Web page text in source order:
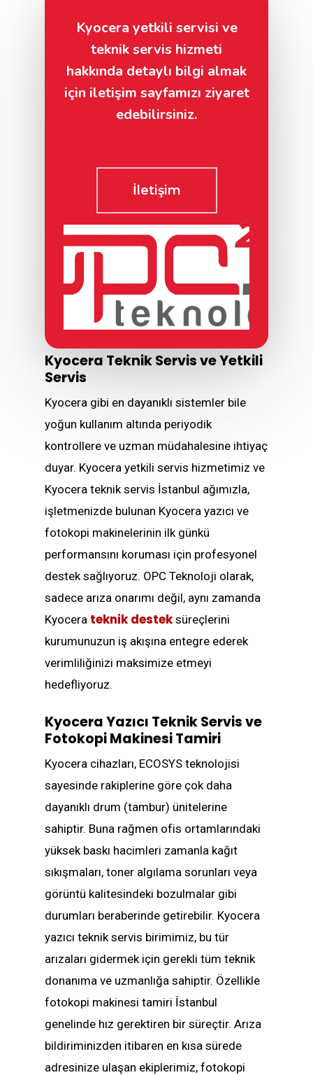
E-posta adresiniz
Telefon Numarası
Talebiniz
Kyocera yetkili servisi ve
teknik servis hizmeti
hakkında detaylı bilgi almak
için iletişim sayfamızı ziyaret
edebilirsiniz.
İletişim
Kyocera Teknik Servis veYetkili
Servis
Kyocera gibi en dayanıklı sistemler bile
yoğun kullanım altında periyodik
kontrollere ve uzman müdahalesine ihtiyaç
duyar. Kyocera yetkili servis hizmetimiz ve
Kyocera teknik servis İstanbul ağımızla,
işletmenizde bulunan Kyocera yazıcı ve
fotokopi makinelerinin ilk günkü
performansını koruması için profesyonel
destek sağlıyoruz. OPC Teknoloji olarak,
sadece arıza onarımı değil, aynı zamanda
Kyocera teknik desteksüreçlerini
kurumunuzun iş akışına entegre ederek
verimliliğinizi maksimize etmeyi
hedefliyoruz.
Kyocera Yazıcı Teknik Servis ve
Fotokopi Makinesi Tamiri
Kyocera cihazları, ECOSYS teknolojisi
sayesinde rakiplerine göre çok daha
dayanıklı drum (tambur) ünitelerine
sahiptir. Buna rağmen ofis ortamlarındaki
yüksek baskı hacimleri zamanla kağıt
sıkışmaları, toner algılama sorunları veya
görüntü kalitesindeki bozulmalar gibi
durumları beraberinde getirebilir. Kyocera
yazıcı teknik servis birimimiz, bu tür
arızaları gidermek için gerekli tüm teknik
donanıma ve uzmanlığa sahiptir. Özellikle
fotokopi makinesi tamiri İstanbul
genelinde hız gerektiren bir süreçtir. Arıza
bildiriminizden itibaren en kısa sürede
adresinize ulaşan ekiplerimiz, fotokopi